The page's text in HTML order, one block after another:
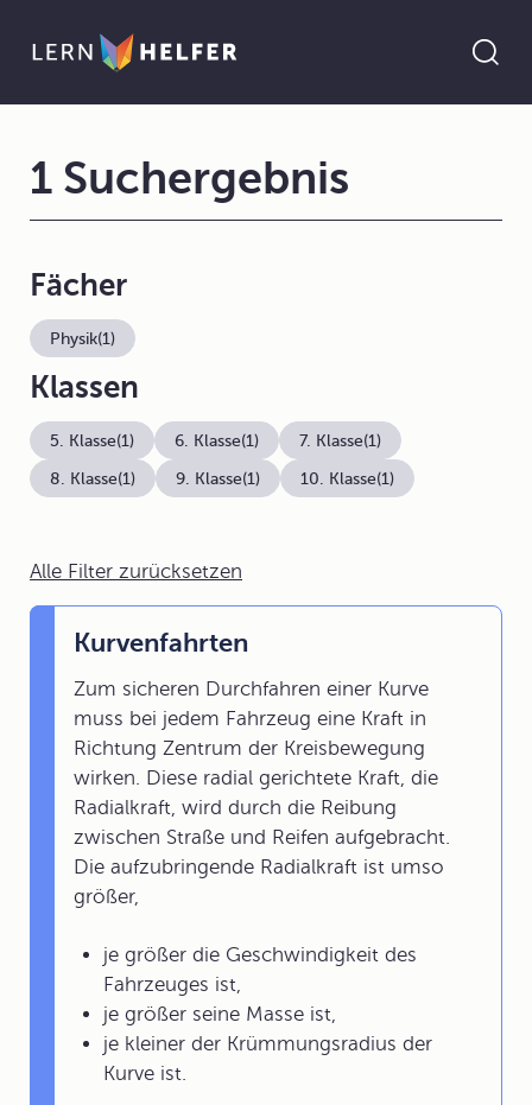
Alle Filter zurücksetzen
Kurvenfahrten
Zum sicheren Durchfahren einer Kurve
muss bei jedem Fahrzeug eine Kraft in
Richtung Zentrum der Kreisbewegung
wirken. Diese radial gerichtete Kraft, die
Radialkraft, wird durch die Reibung
zwischen Straße und Reifen aufgebracht.
Die aufzubringende Radialkraft ist umso
größer,
je größer die Geschwindigkeit des
Fahrzeuges ist,
je größer seine Masse ist,
je kleiner der Krümmungsradius der
Kurve ist.
1 Suchergebnis
Fächer
Physik(1)
Klassen
5. Klasse(1) 6. Klasse(1) 7. Klasse(1)
8. Klasse(1) 9. Klasse(1) 10. Klasse(1)